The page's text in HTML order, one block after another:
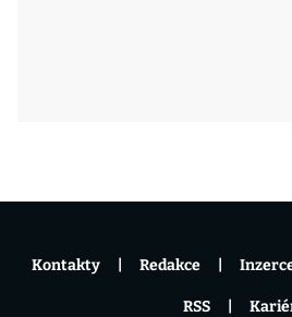
Kontakty Redakce
RSS